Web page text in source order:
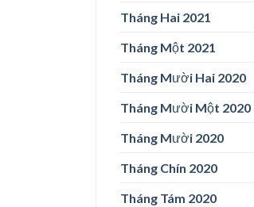
Tháng Hai 2021
Tháng Một 2021
Tháng Mười Hai 2020
Tháng Mười Một 2020
Tháng Mười 2020
Tháng Chín 2020
Tháng Tám 2020